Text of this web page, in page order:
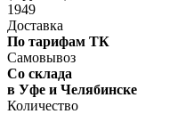
1949
Доставка
По тарифам ТК
Самовывоз
Со склада
в Уфе и Челябинске
Количество